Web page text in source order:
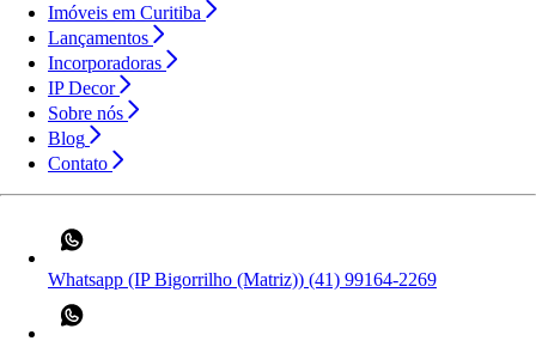
Imóveis em Curitiba
Lançamentos
Incorporadoras
IP Decor
Sobre nós
Blog
Contato
Whatsapp (IP Bigorrilho (Matriz)) (41) 99164-2269